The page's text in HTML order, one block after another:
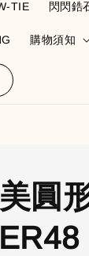
TIE 閃閃鋯
購物須知
圓
ER48